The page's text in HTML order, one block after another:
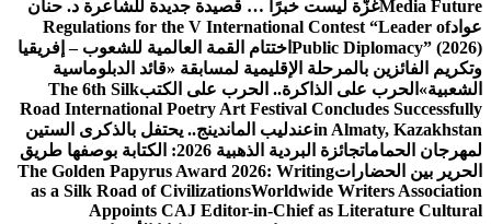
Media Futureغزّة ليست خبرًا … قصيدة جديدة للشاعرة د. حنان
عوادRegulations for the V International Contest “Leader of
Public Diplomacy” (2026) اختتام القمة العالمية للشعوب – إفريقيا
وتكريم الفائزين بالمرحلة الإقليمية لمسابقة «قائد الدبلوماسية
الشعبية» الحرب على الذاكرة.. الحرب على الكتبThe 6th Silk
Road International Poetry Art Festival Concludes Successfully
in Almaty, Kazakhstanعندليب الماندينج.. يحتفل بالذكرى الستين
لمهرجان الحمامات
جائزة البردية الذهبية 2026: الكتابة بوصفها طريق
الحرير بين الحضاراتThe Golden Papyrus Award 2026: Writing
as a Silk Road of CivilizationsWorldwide Writers Association
Appoints CAJ Editor-in-Chief as Literature Cultural